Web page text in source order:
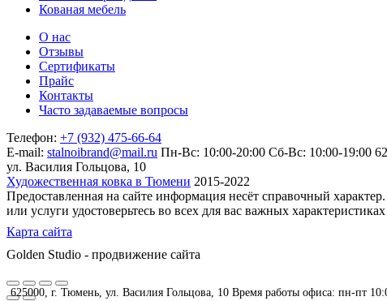
625000, г. Тюмень, ул. Василия Гольцова, 10 Время работы офиса: пн-пт
Кованая мебель
О нас
Отзывы
Сертификаты
Прайс
Контакты
Часто задаваемые вопросы
Телефон: +7 (932) 475-66-64
E-mail: stalnoibrand@mail.ru Пн-Вс: 10:00-20:00 Сб-Вс: 10:00-19:00
ул. Василия Гольцова, 10
Художественная ковка в Тюмени 2015-2022
Предоставленная на сайте информация несёт справочный
или услуги удостоверьтесь во всех для вас важных
Карта сайта
Golden Studio - продвижение сайта